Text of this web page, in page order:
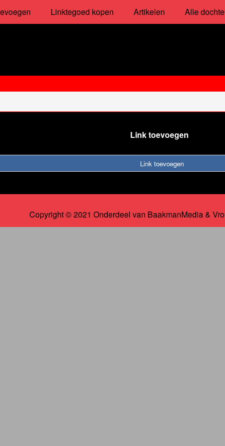
Linktegoed kopen Artikelen Alle
Link toevoegen
Link toevoegen
Copyright © 2021 Onderdeel van BaakmanMedia&